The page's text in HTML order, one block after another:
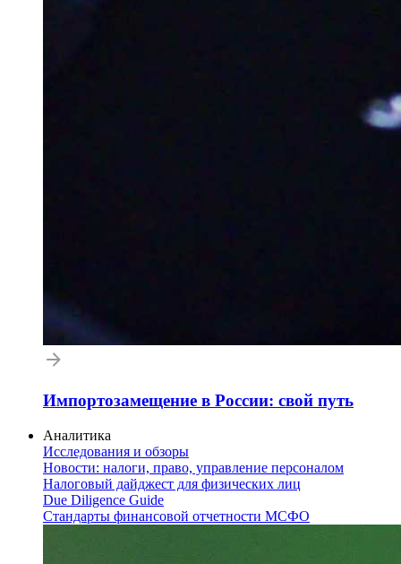
Импортозамещение в России: свой путь
Аналитика
Исследования и обзоры
Новости: налоги, право, управление персоналом
Налоговый дайджест для физических лиц
Due Diligence Guide
Стандарты финансовой отчетности МСФО